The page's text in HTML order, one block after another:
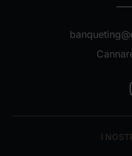
I